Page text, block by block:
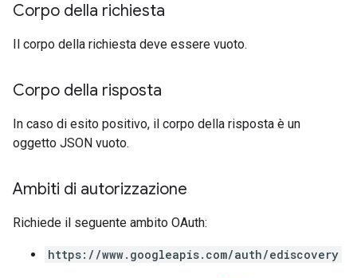
Corpo della richiesta
Il corpo della richiesta deve essere vuoto.
Corpo della risposta
In caso di esito positivo, il corpo della risposta è un
oggetto JSON vuoto.
Ambiti di autorizzazione
Richiede il seguente ambito OAuth:
https://www.googleapis.com/auth/ediscovery